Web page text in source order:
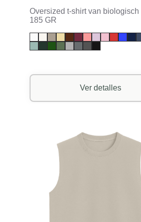
Oversized t-shirt van biologisch
185 GR
Ver detalles